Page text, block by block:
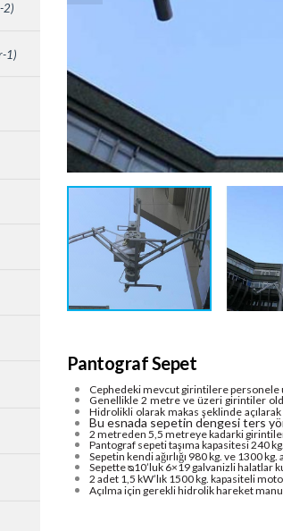
Pantograf Sepet
Cephedeki mevcut girintilere personele
Genellikle 2 metre ve üzeri girintiler
Hidrolikli olarak makas şeklinde açılarak
Bu esnada sepetin dengesi ters
2 metreden 5,5 metreye kadarki
Pantograf sepeti taşıma kapasitesi 240
Sepetin kendi ağırlığı 980 kg. ve 1300
Sepetteᴓ10’luk 6×19 galvanizli halatlar
2 adet 1,5 kW’lık 1500 kg. kapasiteli
Açılma için gerekli hidrolik hareket
2)
1)